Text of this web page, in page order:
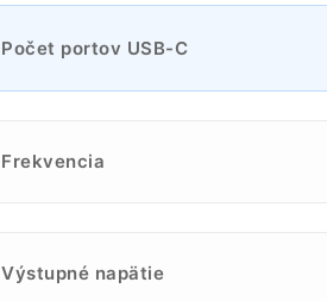
Počet portov USB-C
Frekvencia
Výstupné napätie